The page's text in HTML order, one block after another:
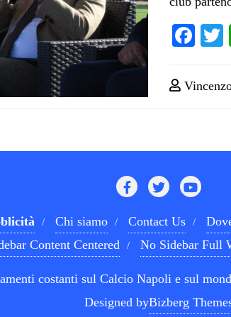
Chi siamo Contact Us
Content Centered No Sidebar Full
costanti sul Calcio Napoli e sul
Designed byBizberg